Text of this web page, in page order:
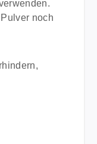
noch